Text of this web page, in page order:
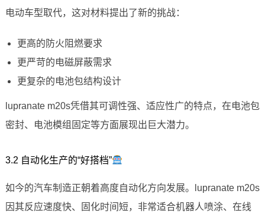
电动车型取代，这对材料提出了新的挑战：
更高的防火阻燃要求
更严苛的电磁屏蔽需求
更复杂的电池包结构设计
lupranate m20s凭借其可调性强、适应性广的特点，在电池包
密封、电池模组固定等方面展现出巨大潜力。
3.2 自动化生产的“好搭档”
如今的汽车制造正朝着高度自动化方向发展。lupranate m20s
因其反应速度快、固化时间短，非常适合机器人喷涂、在线